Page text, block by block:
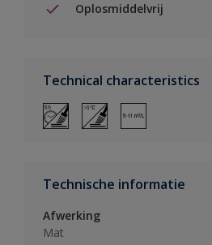
Oplosmiddelvrij
Technical characteristics
Technische informatie
Afwerking
Mat